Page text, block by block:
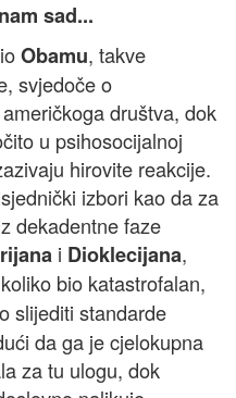
sad...
Obamu, takve
svjedoče o
društva, dok
u psihosocijalnoj
hirovite reakcije.
izbori kao da za
dekadentne faze
i Dioklecijana,
bio katastrofalan,
slijediti standarde
da ga je cjelokupna
za tu ulogu, dok